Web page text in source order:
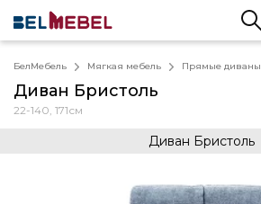
БелМебель Мягкая мебель Прямые диваны
Диван Бристоль
22-140, 171см
Диван Бристоль